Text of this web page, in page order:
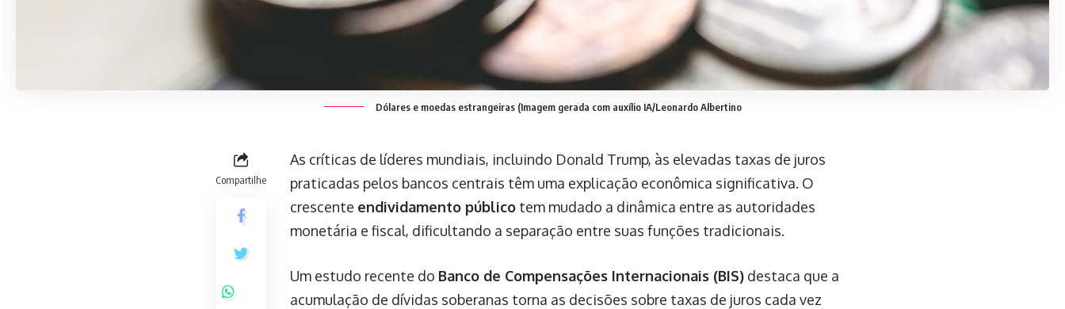
Dólares e moedas estrangeiras (Imagem gerada com auxílio IA/Leonardo Albertino
Compartilhe
As críticas de líderes mundiais, incluindo Donald Trump, às elevadas taxas de juros
praticadas pelos bancos centrais têm uma explicação econômica significativa. O
crescente endividamento público tem mudado a dinâmica entre as autoridades
monetária e fiscal, dificultando a separação entre suas funções tradicionais.
Um estudo recente do Banco de Compensações Internacionais (BIS) destaca que a
acumulação de dívidas soberanas torna as decisões sobre taxas de juros cada vez